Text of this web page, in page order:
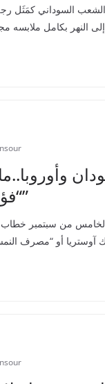
السوداني كمَثَل
النهر بكامل ملابسه
“فؤاد العجباني”
الخامس من سبتمبر
آوستريا أو “مصرف